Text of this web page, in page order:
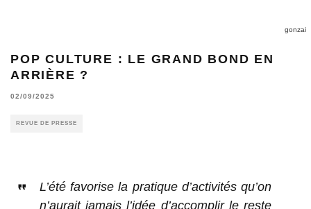
gonzai
POP CULTURE : LE GRAND BOND EN
ARRIÈRE ?
02/09/2025
REVUE DE PRESSE
L’été favorise la pratique d’activités qu’on
n’aurait jamais l’idée d’accomplir le reste